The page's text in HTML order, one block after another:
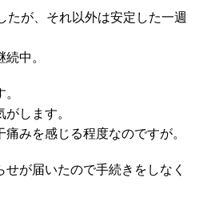
たが、それ以外は安定した一週
中。
します。
みを感じる程度なのですが。
が届いたので手続きをしなく